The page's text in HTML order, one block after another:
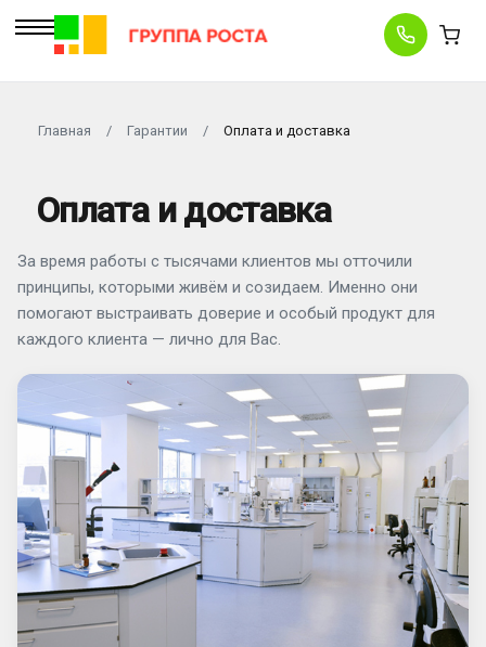
Главная / Гарантии / Оплата и доставка
Оплата и доставка
За время работы с тысячами клиентов мы отточили
принципы, которыми живём и созидаем. Именно они
помогают выстраивать доверие и особый продукт для
каждого клиента — лично для Вас.